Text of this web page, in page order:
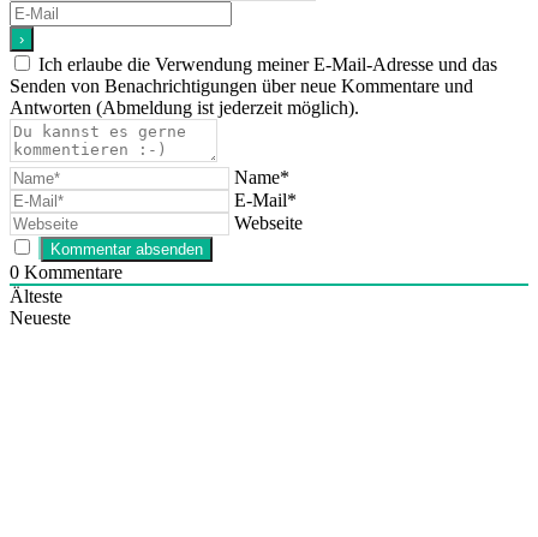
Ich erlaube die Verwendung meiner E-Mail-Adresse und das
Senden von Benachrichtigungen über neue Kommentare und
Antworten (Abmeldung ist jederzeit möglich).
Name*
E-Mail*
Webseite
0 Kommentare
Älteste
Neueste